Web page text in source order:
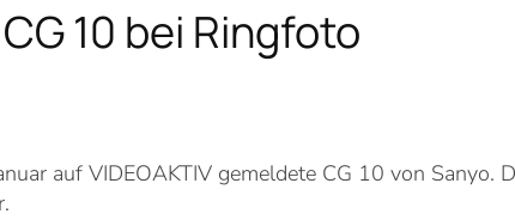
10 bei Ringfoto
auf VIDEOAKTIV gemeldete CG 10 von